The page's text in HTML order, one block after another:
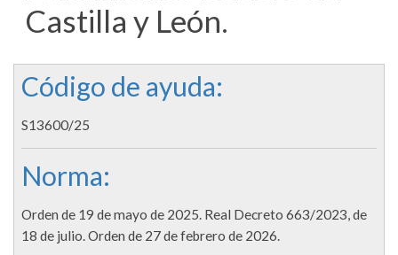
Castilla y León.
Código de ayuda:
S13600/25
Norma:
Orden de 19 de mayo de 2025. Real Decreto 663/2023, de
18 de julio. Orden de 27 de febrero de 2026.